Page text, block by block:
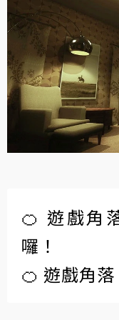
🍊 遊戲角
囉！
🍊 遊戲角